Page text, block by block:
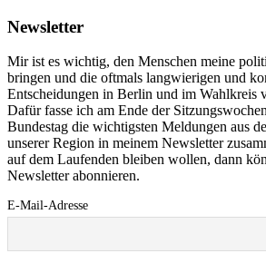
Newsletter
Mir ist es wichtig, den Menschen meine
bringen und die oftmals langwierigen und
Entscheidungen in Berlin und im Wahlkreis
Dafür fasse ich am Ende der
Bundestag die wichtigsten Meldungen aus
unserer Region in meinem Newsletter
auf dem Laufenden bleiben wollen, dann
Newsletter abonnieren.
E-Mail-Adresse